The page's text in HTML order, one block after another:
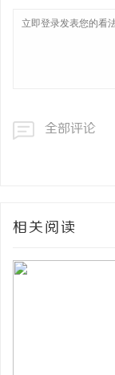
全部评论
相关阅读